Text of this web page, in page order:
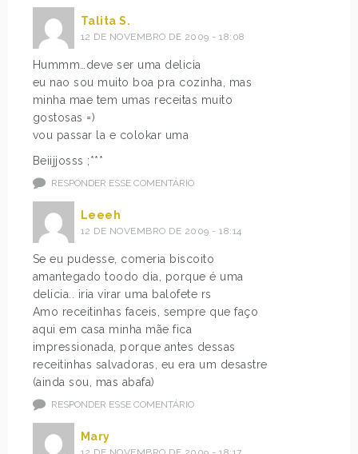
Talita S.
12 DE NOVEMBRO DE 2009 - 18:08
Hummm…deve ser uma delicia
eu nao sou muito boa pra cozinha, mas
minha mae tem umas receitas muito
gostosas =)
vou passar la e colokar uma
Beiijjosss ;***
RESPONDER ESSE COMENTÁRIO
Leeeh
12 DE NOVEMBRO DE 2009 - 18:14
Se eu pudesse, comeria biscoito
amantegado toodo dia, porque é uma
delicia.. iria virar uma balofete rs
Amo receitinhas faceis, sempre que faço
aqui em casa minha mãe fica
impressionada, porque antes dessas
receitinhas salvadoras, eu era um desastre
(ainda sou, mas abafa)
RESPONDER ESSE COMENTÁRIO
Mary